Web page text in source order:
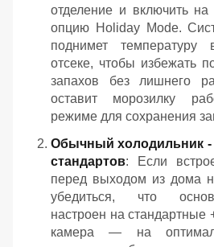
отделение и включить
опцию Holiday Mode.
поднимет
отсеке, чтобы избежать
запахов без лишнего
оставит морозилку
режиме для сохранения
Обычный холодильник -
стандартов: Если
перед выходом из дома
убедиться, что
настроен на стандартные
камера — на